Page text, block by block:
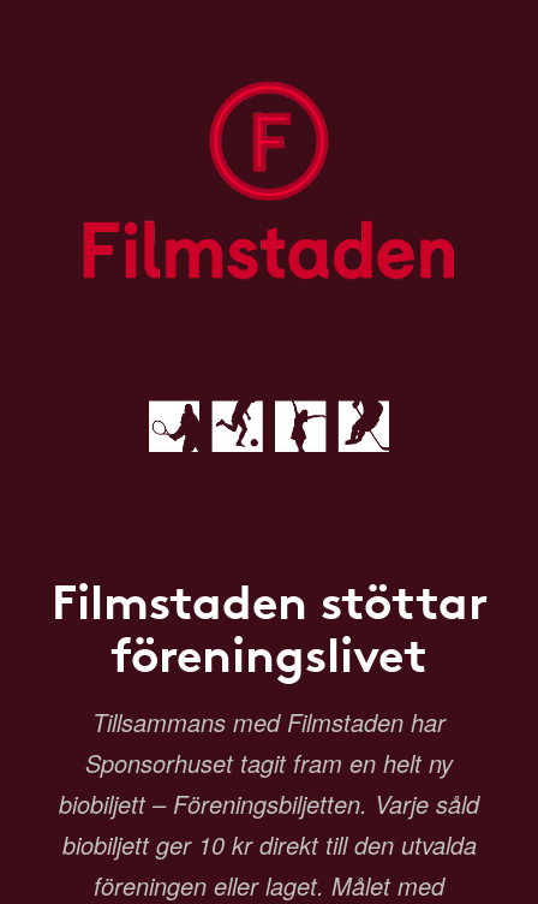
Filmstaden stöttar
föreningslivet
Tillsammans med Filmstaden har
Sponsorhuset tagit fram en helt ny
biobiljett – Föreningsbiljetten. Varje såld
biobiljett ger 10 kr direkt till den utvalda
föreningen eller laget. Målet med